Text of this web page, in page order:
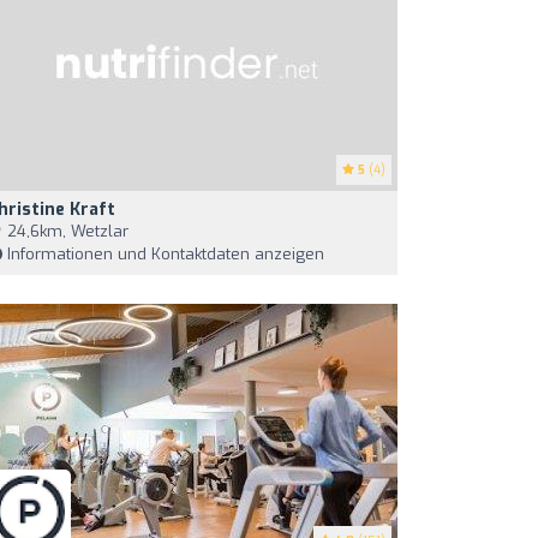
5 (4)
Kraft
24,6km, Wetzlar
Informationen und Kontaktdaten anzeigen